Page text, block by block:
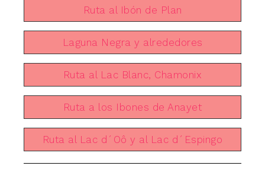
Ruta al Ibón de Plan
Laguna Negra y alrededores
Ruta al Lac Blanc, Chamonix
Ruta a los Ibones de Anayet
Ruta al Lac d´Oô y al Lac d´Espingo